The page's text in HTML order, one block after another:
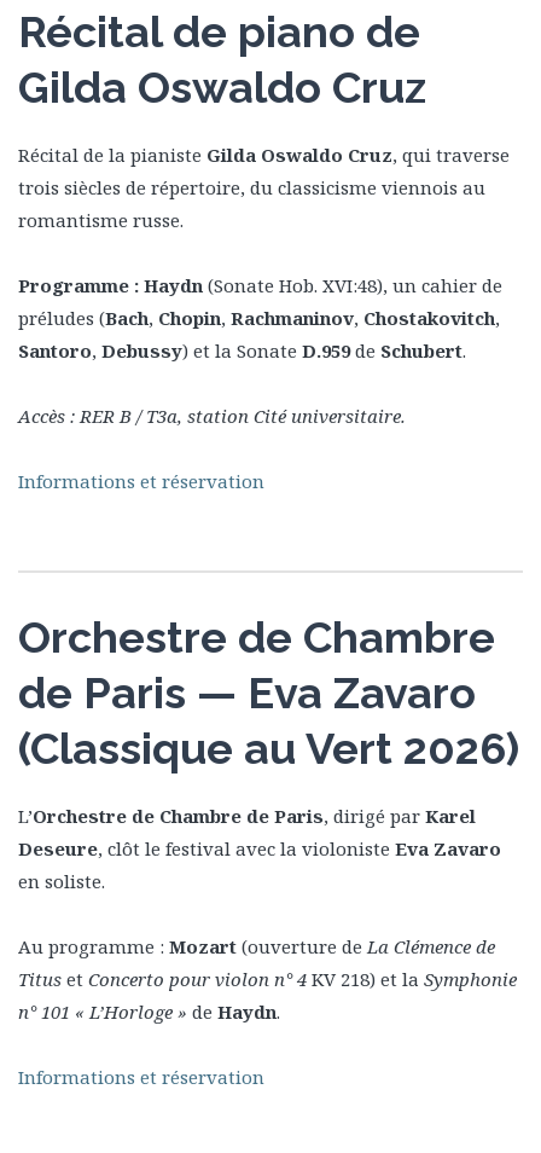
Récital de piano de
Gilda Oswaldo Cruz
Récital de la pianiste Gilda Oswaldo Cruz, qui traverse
trois siècles de répertoire, du classicisme viennois au
romantisme russe.
Programme : Haydn (Sonate Hob. XVI:48), un cahier de
préludes (Bach, Chopin, Rachmaninov, Chostakovitch,
Santoro, Debussy) et la Sonate D.959de Schubert.
Accès : RER B / T3a, station Cité universitaire.
Informations et réservation
Orchestre de Chambre
de Paris — Eva Zavaro
(Classique au Vert 2026)
L’Orchestre de Chambre de Paris, dirigé par Karel
Deseure, clôt le festival avec la violoniste Eva Zavaro
en soliste.
Au programme : Mozart (ouverture deLa Clémence de
Titus et Concerto pour violon n° 4 KV 218) et la Symphonie
n° 101 « L’Horloge » de Haydn.
Informations et réservation